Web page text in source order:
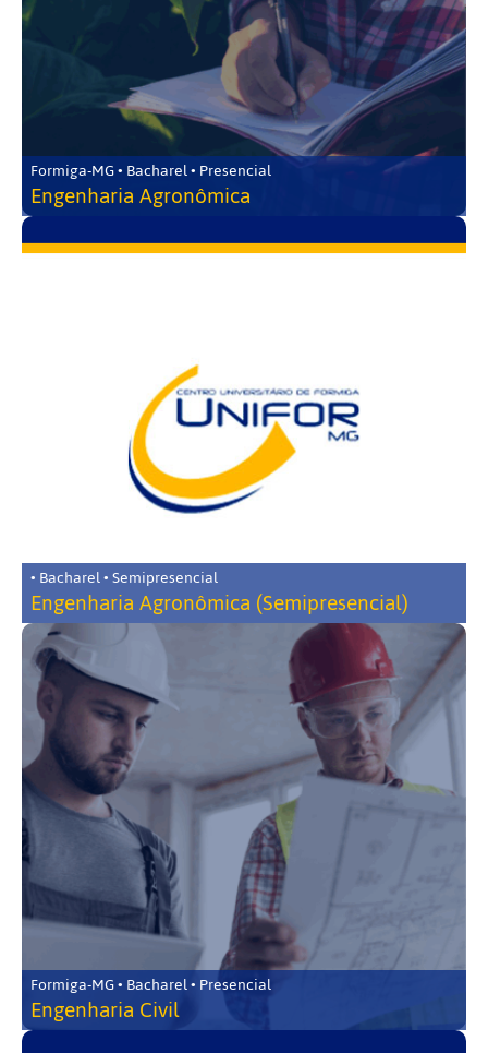
Formiga-MG • Bacharel • Presencial
Engenharia Agronômica
• Bacharel • Semipresencial
Engenharia Agronômica (Semipresencial)
Formiga-MG • Bacharel • Presencial
Engenharia Civil